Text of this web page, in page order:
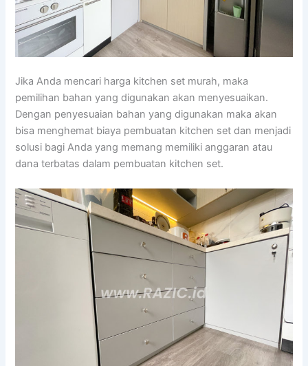
Jika Anda mencari harga kitchen set murah, maka
pemilihan bahan yang digunakan akan menyesuaikan.
Dengan penyesuaian bahan yang digunakan maka akan
bisa menghemat biaya pembuatan kitchen set dan menjadi
solusi bagi Anda yang memang memiliki anggaran atau
dana terbatas dalam pembuatan kitchen set.